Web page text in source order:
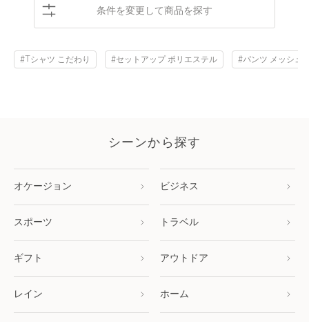
条件を変更して商品を探す
#Tシャツ こだわり #セットアップ ポリエステル #パンツ メッシュ
シーンから探す
オケージョン ビジネス
スポーツ トラベル
ギフト アウトドア
レイン ホーム